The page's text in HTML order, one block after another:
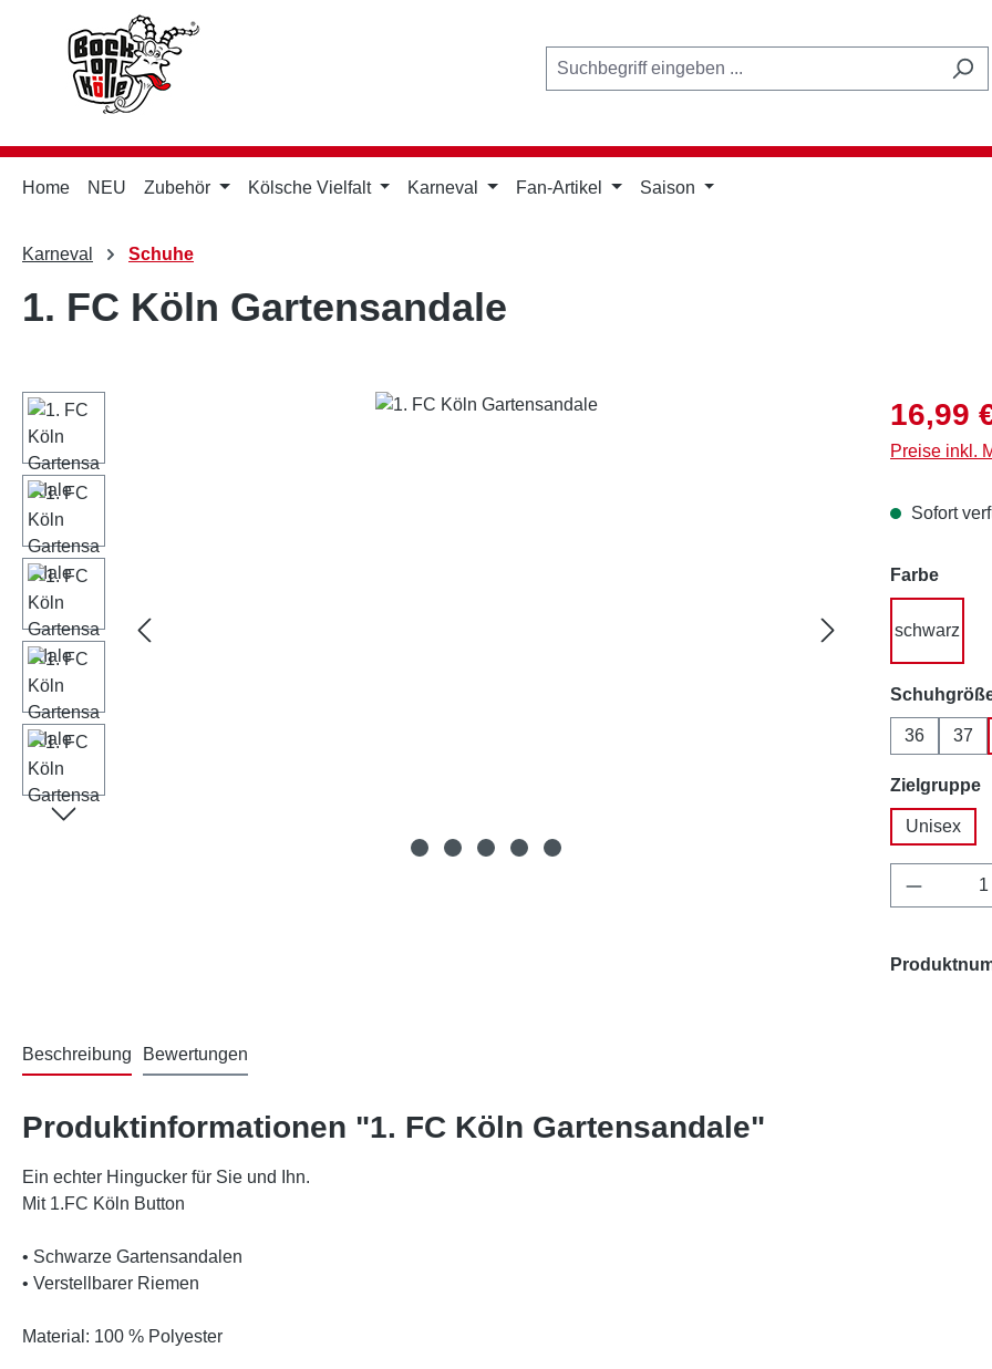
Hauptinhalt springen
Zur Suche springen
Zur Hauptnavigation springen
Home NEU Zubehör Kölsche Vielfalt Karneval Fan-Artikel Saison
Karneval Schuhe
1. FC Köln Gartensandale
Bildergalerie überspringen 16,99
Preise inkl.
Sofort
Farbe
schwarz
36 37
Zielgruppe
Unisex
Beschreibung Bewertungen
Produktinformationen "1. FC Köln Gartensandale"
Ein echter Hingucker für Sie und Ihn.
Mit 1.FC Köln Button
• Schwarze Gartensandalen
• Verstellbarer Riemen
Material: 100 % Polyester